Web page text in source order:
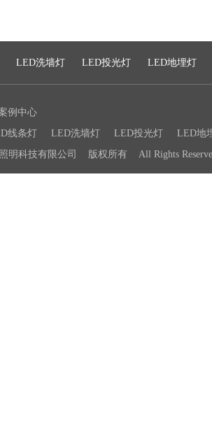
LED洗墙灯 LED投光灯 LED地埋灯
例中心
线条灯 LED洗墙灯 LED投光灯
LED地
明科技有限公司 版权所有 All Rights